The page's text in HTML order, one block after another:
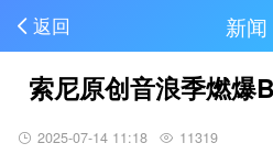
返回 新闻
索尼原创音浪季燃爆
2025-07-14 11:18 11319